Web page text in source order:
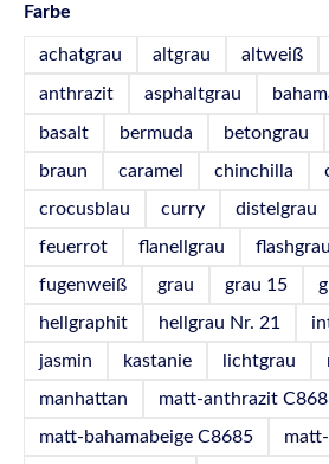
Farbe
achatgrau altgrau altweiß
anthrazit asphaltgrau
basalt bermuda betongrau
braun
caramel chinchilla
crocusblau
curry distelgrau
feuerrot
flanellgrau flashgrau
fugenweiß
grau grau 15
hellgraphit
hellgrau Nr. 21
jasmin
kastanie lichtgrau
manhattan
matt-anthrazit
matt-bahamabeige C8685